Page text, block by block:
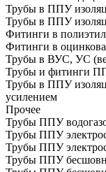
Трубы в ППУ
Трубы в ППУ
Фитинги в
Фитинги в
Трубы в ВУС, УС
Трубы и фитинги
Трубы в ППУ
усилением
Прочее
Трубы ППУ
Трубы ППУ
Трубы ППУ
Трубы ППУ